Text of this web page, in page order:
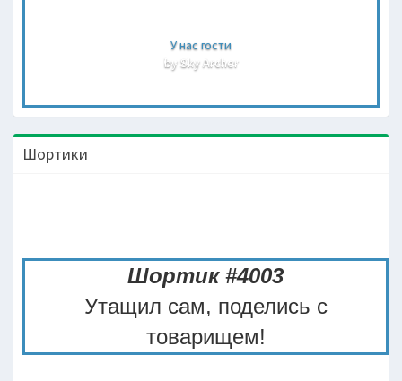
У нас гости
by Sky Archer
Шортики
Шортик #4003
Утащил сам, поделись с
товарищем!